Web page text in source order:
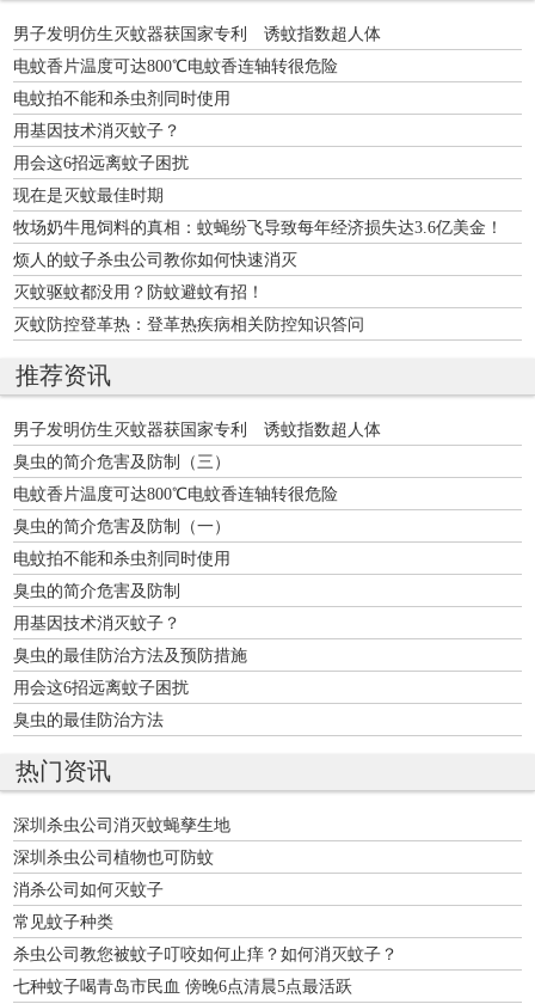
男子发明仿生灭蚊器获国家专利 诱蚊指数超人体
电蚊香片温度可达800℃电蚊香连轴转很危险
电蚊拍不能和杀虫剂同时使用
用基因技术消灭蚊子？
用会这6招远离蚊子困扰
现在是灭蚊最佳时期
牧场奶牛甩饲料的真相：蚊蝇纷飞导致每年经济损失达3.6亿美金！
烦人的蚊子杀虫公司教你如何快速消灭
灭蚊驱蚊都没用？防蚊避蚊有招！
灭蚊防控登革热：登革热疾病相关防控知识答问
推荐资讯
男子发明仿生灭蚊器获国家专利 诱蚊指数超人体
臭虫的简介危害及防制（三）
电蚊香片温度可达800℃电蚊香连轴转很危险
臭虫的简介危害及防制（一）
电蚊拍不能和杀虫剂同时使用
臭虫的简介危害及防制
用基因技术消灭蚊子？
臭虫的最佳防治方法及预防措施
用会这6招远离蚊子困扰
臭虫的最佳防治方法
热门资讯
深圳杀虫公司消灭蚊蝇孳生地
深圳杀虫公司植物也可防蚊
消杀公司如何灭蚊子
常见蚊子种类
杀虫公司教您被蚊子叮咬如何止痒？如何消灭蚊子？
七种蚊子喝青岛市民血 傍晚6点清晨5点最活跃